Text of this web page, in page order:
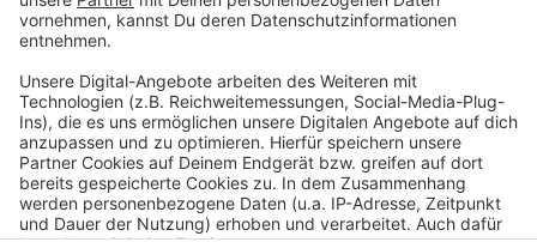
Anzeige
Anzeige